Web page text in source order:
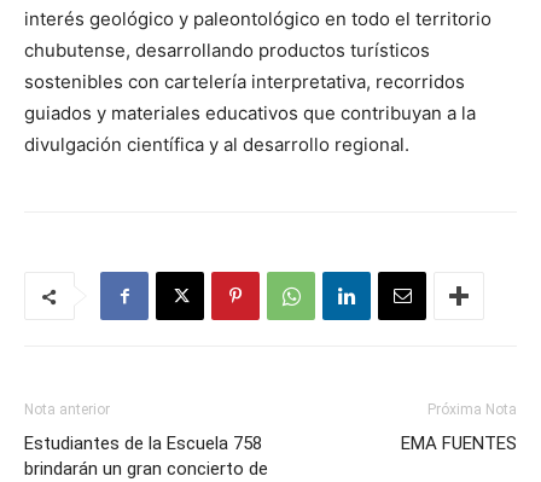
interés geológico y paleontológico en todo el territorio
chubutense, desarrollando productos turísticos
sostenibles con cartelería interpretativa, recorridos
guiados y materiales educativos que contribuyan a la
divulgación científica y al desarrollo regional.
Nota anterior
Estudiantes de la Escuela 758
brindarán un gran concierto de
Próxima Nota
EMA FUENTES